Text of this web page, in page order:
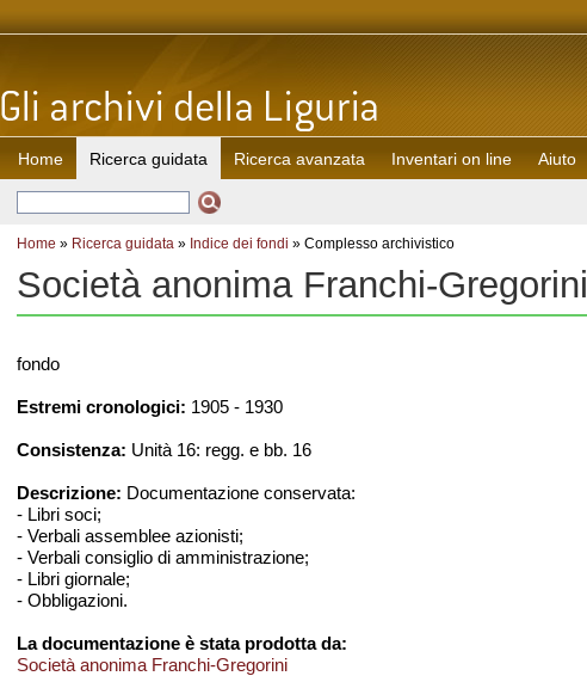
Home Ricerca guidata Ricerca avanzata Inventari on line Aiuto
Home » Ricerca guidata » Indice dei fondi » Complesso archivistico
Società anonima Franchi-Gregorini
fondo
Estremi cronologici: 1905 - 1930
Consistenza: Unità 16: regg. e bb. 16
Descrizione: Documentazione conservata:
- Libri soci;
- Verbali assemblee azionisti;
- Verbali consiglio di amministrazione;
- Libri giornale;
- Obbligazioni.
La documentazione è stata prodotta da:
Società anonima Franchi-Gregorini